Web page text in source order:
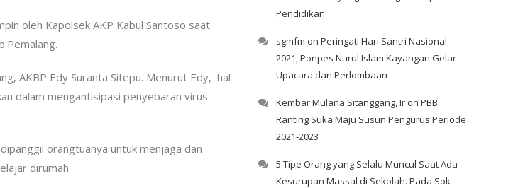
oleh Kapolsek AKP Kabul Santoso saat
AKBP Edy Suranta Sitepu. Menurut Edy, hal
dalam mengantisipasi penyebaran virus
orangtuanya untuk menjaga dan
dirumah.
Pendidikan
sgmfm on Peringati Hari Santri Nasional
2021, Ponpes Nurul Islam Kayangan Gelar
Upacara dan Perlombaan
Kembar Mulana Sitanggang, Ir on PBB
Ranting Suka Maju Susun Pengurus Periode
2021-2023
5 Tipe Orang yang Selalu Muncul Saat Ada
Kesurupan Massal di Sekolah. Pada Sok